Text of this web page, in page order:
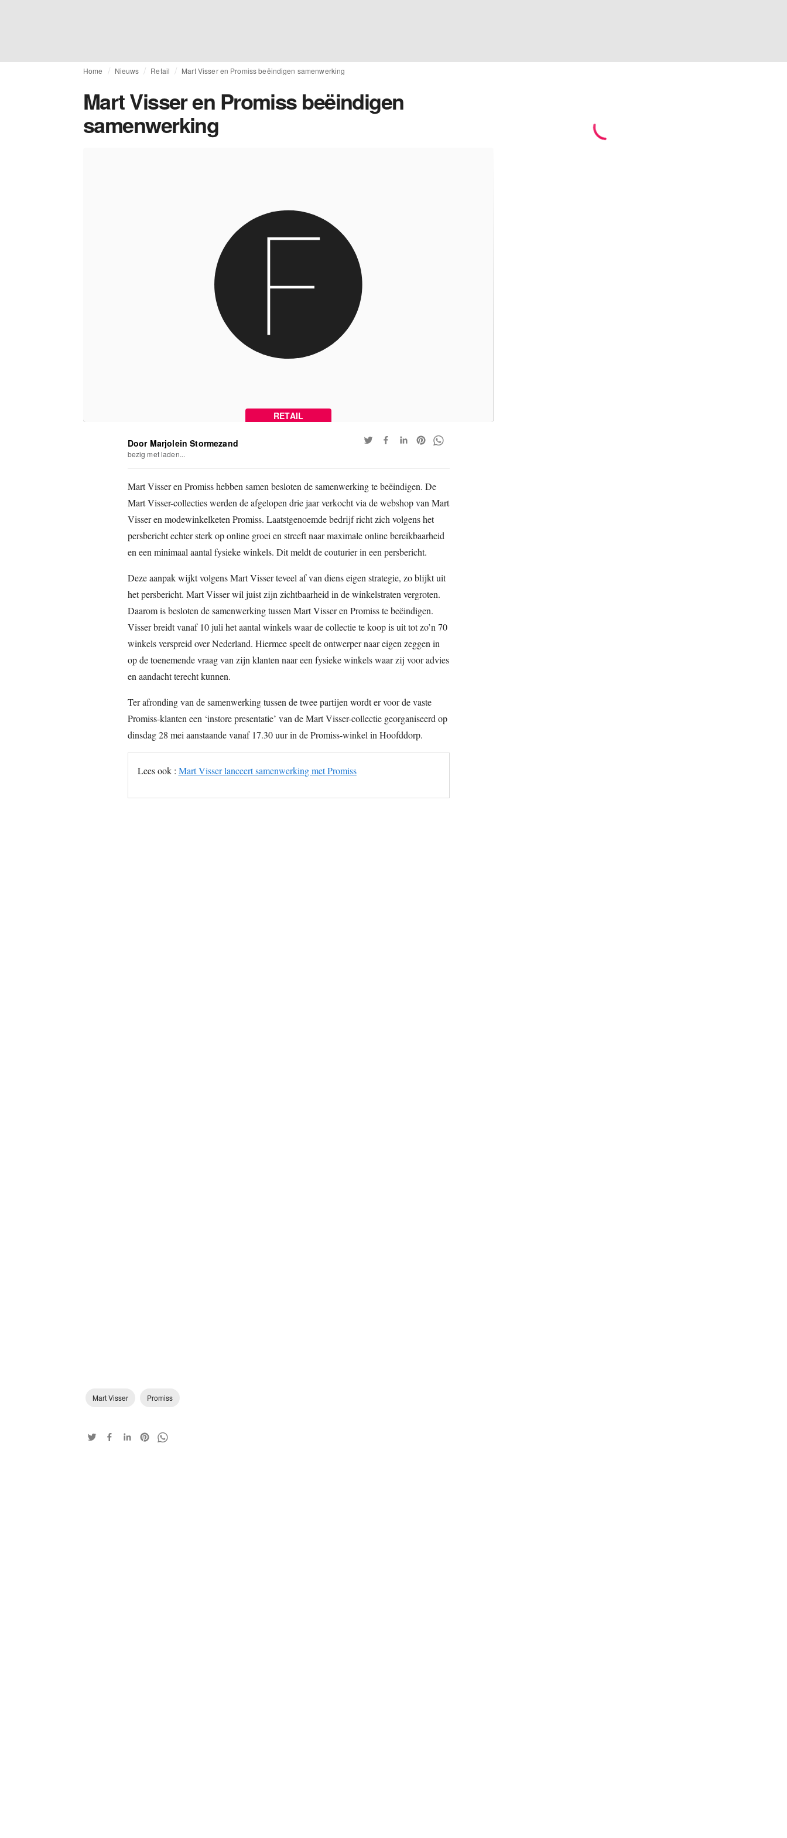
Home Nieuws Retail Mart Visser en Promiss beëindigen samenwerking
Mart Visser en Promiss beëindigen
samenwerking
RETAIL
Door Marjolein Stormezand
bezig met laden...
Mart Visser en Promiss hebben samen besloten de samenwerking te beëindigen. De
Mart Visser-collecties werden de afgelopen drie jaar verkocht via de webshop van Mart
Visser en modewinkelketen Promiss. Laatstgenoemde bedrijf richt zich volgens het
persbericht echter sterk op online groei en streeft naar maximale online bereikbaarheid
en een minimaal aantal fysieke winkels. Dit meldt de couturier in een persbericht.
Deze aanpak wijkt volgens Mart Visser teveel af van diens eigen strategie, zo blijkt uit
het persbericht. Mart Visser wil juist zijn zichtbaarheid in de winkelstraten vergroten.
Daarom is besloten de samenwerking tussen Mart Visser en Promiss te beëindigen.
Visser breidt vanaf 10 juli het aantal winkels waar de collectie te koop is uit tot zo’n 70
winkels verspreid over Nederland. Hiermee speelt de ontwerper naar eigen zeggen in
op de toenemende vraag van zijn klanten naar een fysieke winkels waar zij voor advies
en aandacht terecht kunnen.
Ter afronding van de samenwerking tussen de twee partijen wordt er voor de vaste
Promiss-klanten een ‘instore presentatie’ van de Mart Visser-collectie georganiseerd op
dinsdag 28 mei aanstaande vanaf 17.30 uur in de Promiss-winkel in Hoofddorp.
Lees ook : Mart Visser lanceert samenwerking met Promiss
Mart Visser Promiss